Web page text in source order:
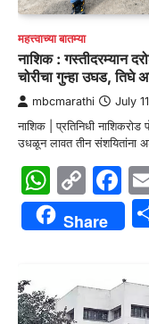
महत्त्वाच्या बातम्या
नाशिक : गस्तीदरम्यान
चोरीचा गुन्हा उघड, तिघे
mbcmarathi July
नाशिक | प्रतिनिधी नाशिकरोड
उधळून लावत तीन संशयितांना
Link
Share